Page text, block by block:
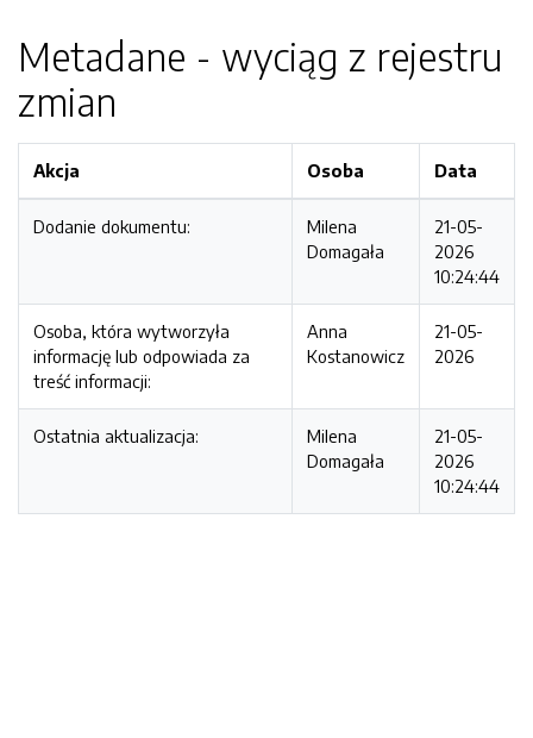
Metadane - wyciąg z rejestru
zmian
Akcja Osoba Data
Dodanie dokumentu:
Milena
Domagała
21-05-
2026
10:24:44
Osoba, która wytworzyła
informację lub odpowiada za
treść informacji:
Anna
Kostanowicz
21-05-
2026
Ostatnia aktualizacja:
Milena
Domagała
21-05-
2026
10:24:44